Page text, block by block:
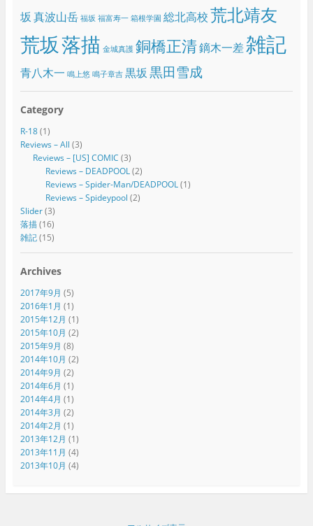
坂真波山岳 福坂 福富寿一 箱根学園 総北高校荒北靖友
荒坂落描 金城真護 銅橋正清鏑木一差雑記
青八木一 鳴上悠 鳴子章吉 黒坂黒田雪成
Category
R-18(1)
Reviews – All (3)
Reviews – [US] COMIC (3)
Reviews – DEADPOOL(2)
Reviews – Spider-Man/DEADPOOL(1)
Reviews – Spideypool (2)
Slider(3)
落描(16)
雑記(15)
Archives
2017年9月 (5)
2016年1月 (1)
2015年12月 (1)
2015年10月 (2)
2015年9月 (8)
2014年10月 (2)
2014年9月 (2)
2014年6月 (1)
2014年4月 (1)
2014年3月 (2)
2014年2月 (1)
2013年12月 (1)
2013年11月 (4)
2013年10月 (4)